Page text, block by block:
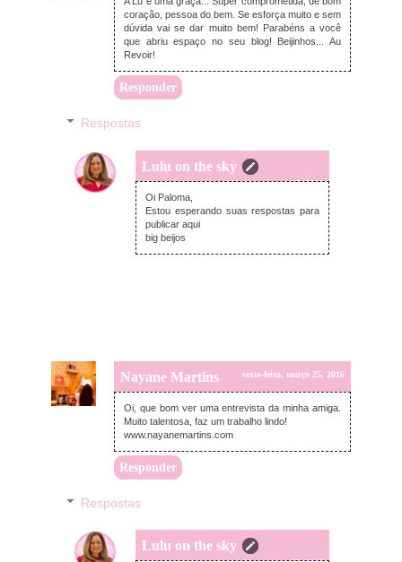
coração, pessoa do bem. Se esforça muito e sem
dúvida vai se dar muito bem! Parabéns a você
que abriu espaço no seu blog! Beijinhos... Au
Revoir!
Responder
Respostas
Lulu on the sky
sexta-feira, março 25, 2016
Oi Paloma,
Estou esperando suas respostas para
publicar aqui
big beijos
Nayane Martins sexta-feira, março 25, 2016
Oi, que bom ver uma entrevista da minha amiga.
Muito talentosa, faz um trabalho lindo!
www.nayanemartins.com
Responder
Respostas
Lulu on the sky